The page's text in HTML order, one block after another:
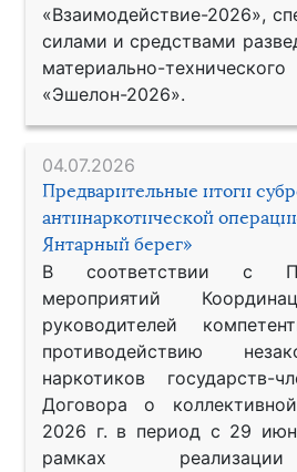
«Взаимодействие-2026»,
силами и средствами
материально-
«Эшелон-2026».
04.07.2026
Предварительные итоги
антинаркотической
Янтарный берег»
В соответствии с
мероприятий
руководителей
противодействию
наркотиков государств-
Договора о
2026 г. в период с 29
рамках